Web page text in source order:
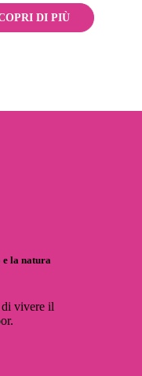
DI PIÙ
la natura
vivere il